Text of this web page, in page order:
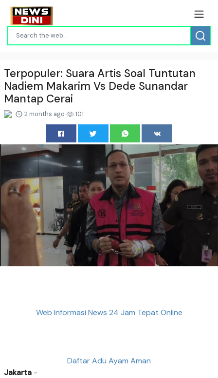
Terpopuler: Suara Artis Soal Tuntutan
Nadiem Makarim Vs Dede Sunandar
Mantap Cerai
2 months ago 101
Web Informasi News 24 Jam Tepat Online
Daftar Adu Ayam Aman
Jakarta -